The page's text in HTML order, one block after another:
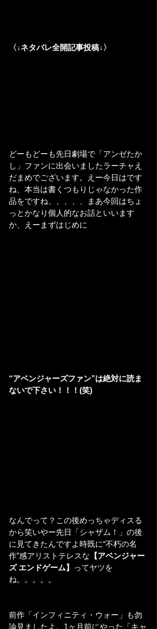
〈↓ネタバレ全開記事投稿↓〉
どーもどーも先日劇場で「アンゼたか
し」ファンに出会いましたラーチャえ
だまめでございます。えー今日はです
ね、本当は書くつもりじゃなかった作
品をですね、、、、、まあ今回はちょ
っとかなり個人的なお話といいます
か、えーまずはじめに
“アベンジャーズファン”は絶対に読ま
ないで下さい！！！(笑)
なんでって？この後めっちゃディスる
から笑いやー先日「シャザム！」の後
に見てきたんですよ時既に“不朽の名
作”感アリストテレスな 【アベンジャー
ズ エンドゲーム】
ってヤツを
ね。。。。。
前作「インフィニティ・ウォー」も勿
論見ましたよ。1ヶ月前にやった「キャ